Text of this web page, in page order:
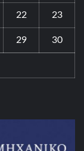
22 23
29 30